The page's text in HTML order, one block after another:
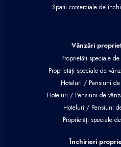
Spații comerciale de
Vânzări
Proprietăți speciale
Proprietăți speciale de
Hoteluri / Pensiuni
Hoteluri / Pensiuni de
Hoteluri / Pensiuni
Proprietăți speciale
Închirieri